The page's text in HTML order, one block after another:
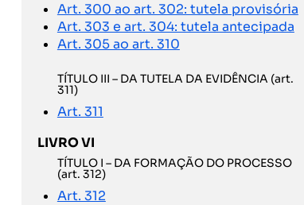
Art. 300 ao art. 302: tutela provisória
Art. 303 e art. 304: tutela antecipada
Art. 305 ao art. 310
TÍTULO III – DA TUTELA DA EVIDÊNCIA (art.
311)
Art. 311
LIVRO VI
TÍTULO I – DA FORMAÇÃO DO PROCESSO
(art. 312)
Art. 312